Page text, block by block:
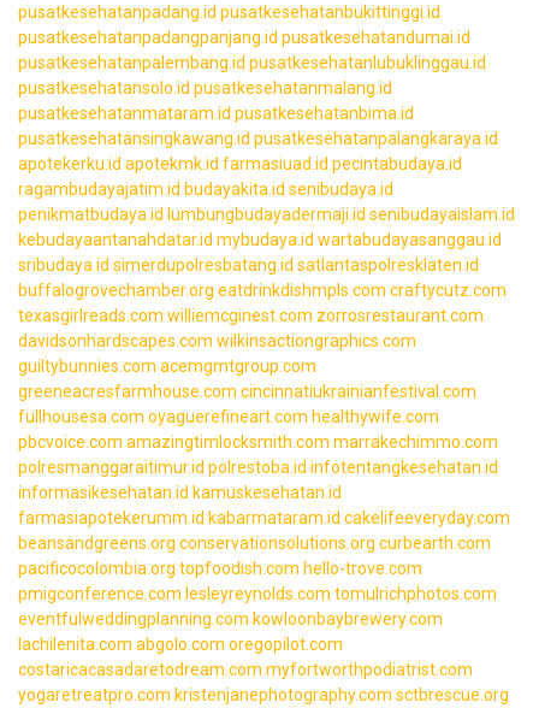
pusatkesehatanpadang.id pusatkesehatanbukittinggi.id
pusatkesehatanpadangpanjang.id pusatkesehatandumai.id
pusatkesehatanpalembang.id pusatkesehatanlubuklinggau.id
pusatkesehatansolo.id pusatkesehatanmalang.id
pusatkesehatanmataram.id pusatkesehatanbima.id
pusatkesehatansingkawang.id pusatkesehatanpalangkaraya.id
apotekerku.id apotekmk.id farmasiuad.id pecintabudaya.id
ragambudayajatim.id budayakita.id senibudaya.id
penikmatbudaya.id lumbungbudayadermaji.id senibudayaislam.id
kebudayaantanahdatar.id mybudaya.id wartabudayasanggau.id
sribudaya.id simerdupolresbatang.id satlantaspolresklaten.id
buffalogrovechamber.org eatdrinkdishmpls.com craftycutz.com
texasgirlreads.com williemcginest.com zorrosrestaurant.com
davidsonhardscapes.com wilkinsactiongraphics.com
guiltybunnies.com acemgmtgroup.com
greeneacresfarmhouse.com cincinnatiukrainianfestival.com
fullhousesa.com oyaguerefineart.com healthywife.com
pbcvoice.com amazingtimlocksmith.com marrakechimmo.com
polresmanggaraitimur.id polrestoba.id infotentangkesehatan.id
informasikesehatan.id kamuskesehatan.id
farmasiapotekerumm.id kabarmataram.id cakelifeeveryday.com
beansandgreens.org conservationsolutions.org curbearth.com
pacificocolombia.org topfoodish.com hello-trove.com
pmigconference.com lesleyreynolds.com tomulrichphotos.com
eventfulweddingplanning.com kowloonbaybrewery.com
lachilenita.com abgolo.com oregopilot.com
costaricacasadaretodream.com myfortworthpodiatrist.com
yogaretreatpro.com kristenjanephotography.com sctbrescue.org